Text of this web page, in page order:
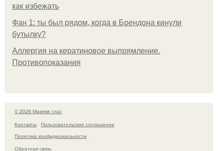
как избежать
Фан 1: ты был рядом, когда в Брендона кинули
бутылку?
Аллергия на кератиновое выпрямление.
Противопоказания
© 2026 Макияж глаз
Контакты
Пользовательское соглашение
Политика конфидециальности
Обратная связь